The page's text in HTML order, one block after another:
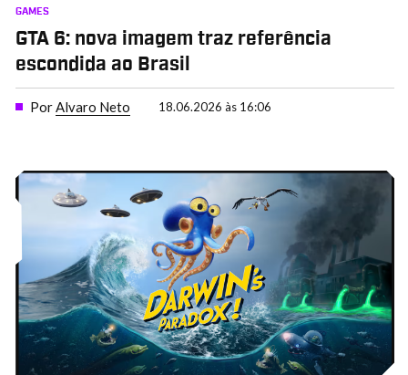
GAMES
GTA 6: nova imagem traz referência
escondida ao Brasil
PorAlvaro Neto 18.06.2026 às 16:06